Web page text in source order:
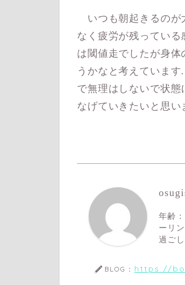
いつも朝起きるのが
なく疲労が残ってい
は閾値走でしたが身体
うかなと考えていま
で無理はしないで状
なげていきたいと思
年齢
ーリ
過ごし
BLOG： https://